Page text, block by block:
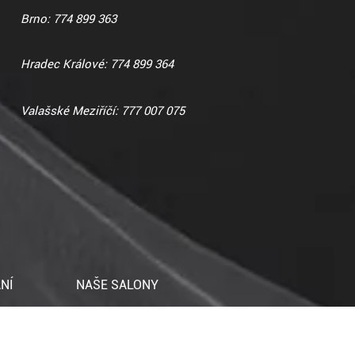
Brno: 774 899 363
Hradec Králové: 774 899 364
Valašské Meziříčí: 777 007 075
NAŠE SALONY